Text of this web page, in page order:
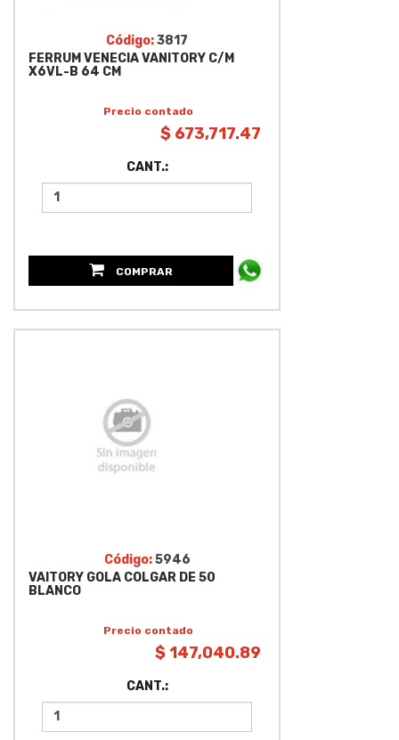
Código:3817
FERRUM VENECIA VANITORY C/M
X6VL-B 64 CM
Precio contado
$ 673,717.47
CANT.:
COMPRAR
Código:5946
VAITORY GOLA COLGAR DE 50
BLANCO
Precio contado
$ 147,040.89
CANT.: